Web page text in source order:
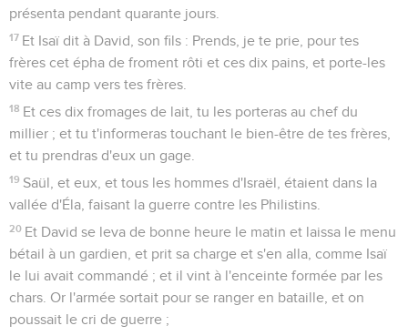
présenta pendant quarante jours.
17 Et Isaï dit à David, son fils : Prends, je te prie, pour tes
frères cet épha de froment rôti et ces dix pains, et porte-les
vite au camp vers tes frères.
18 Et ces dix fromages de lait, tu les porteras au chef du
millier ; et tu t'informeras touchant le bien-être de tes frères,
et tu prendras d'eux un gage.
19 Saül, et eux, et tous les hommes d'Israël, étaient dans la
vallée d'Éla, faisant la guerre contre les Philistins.
20 Et David se leva de bonne heure le matin et laissa le menu
bétail à un gardien, et prit sa charge et s'en alla, comme Isaï
le lui avait commandé ; et il vint à l'enceinte formée par les
chars. Or l'armée sortait pour se ranger en bataille, et on
poussait le cri de guerre ;